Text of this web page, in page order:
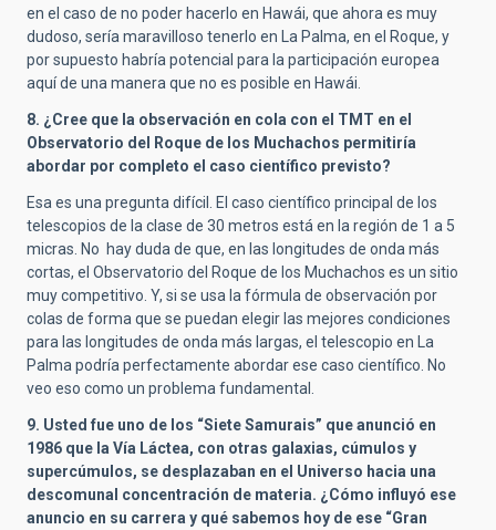
en el caso de no poder hacerlo en Hawái, que ahora es muy
dudoso, sería maravilloso tenerlo en La Palma, en el Roque, y
por supuesto habría potencial para la participación europea
aquí de una manera que no es posible en Hawái.
8. ¿Cree que la observación en cola con el TMT en el
Observatorio del Roque de los Muchachos permitiría
abordar por completo el caso científico previsto?
Esa es una pregunta difícil. El caso científico principal de los
telescopios de la clase de 30 metros está en la región de 1 a 5
micras. No hay duda de que, en las longitudes de onda más
cortas, el Observatorio del Roque de los Muchachos es un sitio
muy competitivo. Y, si se usa la fórmula de observación por
colas de forma que se puedan elegir las mejores condiciones
para las longitudes de onda más largas, el telescopio en La
Palma podría perfectamente abordar ese caso científico. No
veo eso como un problema fundamental.
9. Usted fue uno de los “Siete Samurais” que anunció en
1986 que la Vía Láctea, con otras galaxias, cúmulos y
supercúmulos, se desplazaban en el Universo hacia una
descomunal concentración de materia. ¿Cómo influyó ese
anuncio en su carrera y qué sabemos hoy de ese “Gran